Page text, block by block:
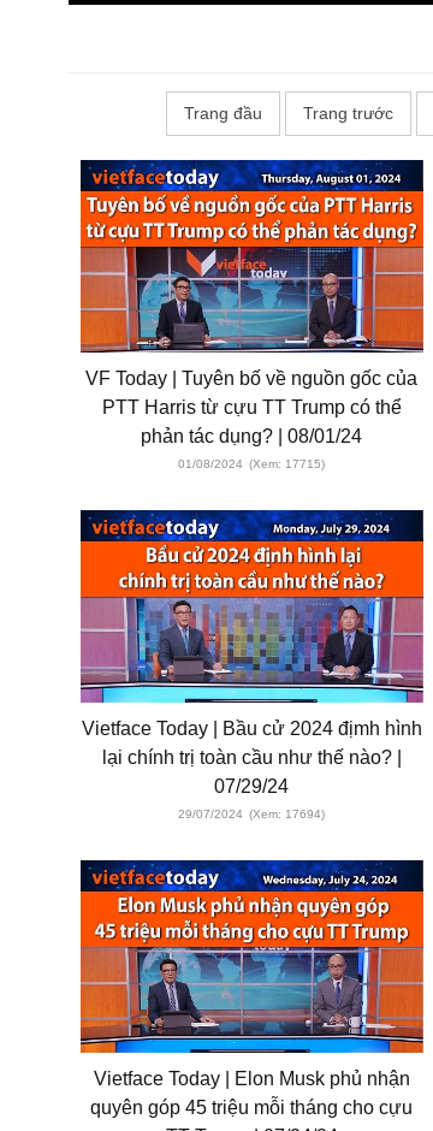
Trang đầu Trang trước
VF Today | Tuyên bố về nguồn gốc của
PTT Harris từ cựu TT Trump có thể
phản tác dụng? | 08/01/24
01/08/2024 (Xem: 17715)
Vietface Today | Bầu cử 2024 địmh hình
lại chính trị toàn cầu như thế nào? |
07/29/24
29/07/2024 (Xem: 17694)
Vietface Today | Elon Musk phủ nhận
quyên góp 45 triệu mỗi tháng cho cựu